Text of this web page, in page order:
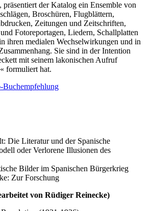
der Katalog ein Ensemble von
Broschüren, Flugblättern,
Zeitungen und Zeitschriften,
Fotoreportagen, Liedern, Schallplatten
ihren medialen Wechselwirkungen und in
Sie sind in der Intention
mit seinem lakonischen Aufruf
formuliert hat.
Buchempfehlung
Die Literatur und der Spanische
oder Verlorene Illusionen des
Bilder im Spanischen Bürgerkrieg
Zur Forschung
von Rüdiger Reinecke)